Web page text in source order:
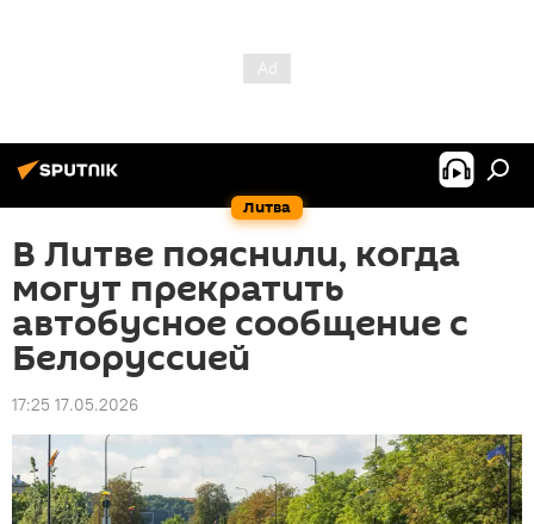
Литва
В Литве пояснили, когда
могут прекратить
автобусное сообщение с
Белоруссией
17:25 17.05.2026